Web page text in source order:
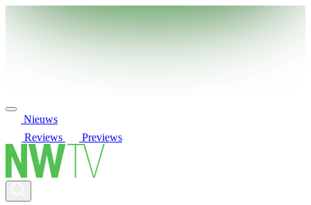
Nieuws
Reviews
Previews